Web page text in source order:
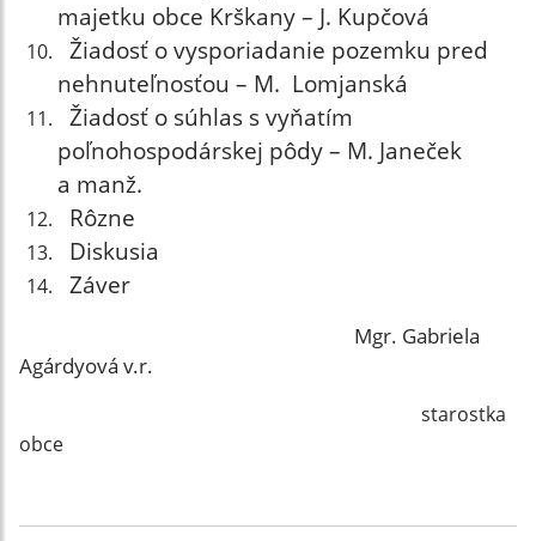
majetku obce Krškany – J. Kupčová
Žiadosť o vysporiadanie pozemku pred
nehnuteľnosťou – M. Lomjanská
Žiadosť o súhlas s vyňatím
poľnohospodárskej pôdy – M. Janeček
a manž.
Rôzne
Diskusia
Záver
Mgr. Gabriela
Agárdyová v.r.
starostka
obce